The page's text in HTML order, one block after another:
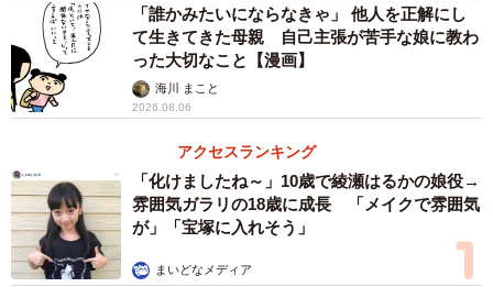
「誰かみたいにならなきゃ」 他人を正解にし
て生きてきた母親 自己主張が苦手な娘に教わ
った大切なこと【漫画】
海川 まこと
2026.08.06
アクセスランキング
「化けましたね～」10歳で綾瀬はるかの娘役→
雰囲気ガラリの18歳に成長 「メイクで雰囲気
が」「宝塚に入れそう」
まいどなメディア